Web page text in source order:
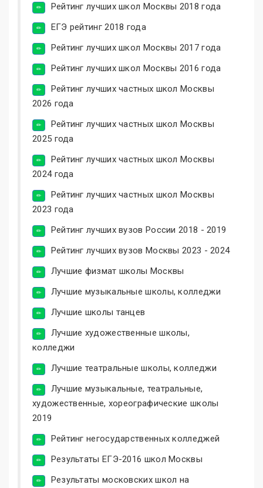
Рейтинг лучших школ Москвы 2018 года
ЕГЭ рейтинг 2018 года
Рейтинг лучших школ Москвы 2017 года
Рейтинг лучших школ Москвы 2016 года
Рейтинг лучших частных школ Москвы
2026 года
Рейтинг лучших частных школ Москвы
2025 года
Рейтинг лучших частных школ Москвы
2024 года
Рейтинг лучших частных школ Москвы
2023 года
Рейтинг лучших вузов России 2018 - 2019
Рейтинг лучших вузов Москвы 2023 - 2024
Лучшие физмат школы Москвы
Лучшие музыкальные школы, колледжи
Лучшие школы танцев
Лучшие художественные школы,
колледжи
Лучшие театральные школы, колледжи
Лучшие музыкальные, театральные,
художественные, хореографические школы
2019
Рейтинг негосударственных колледжей
Результаты ЕГЭ-2016 школ Москвы
Результаты московских школ на